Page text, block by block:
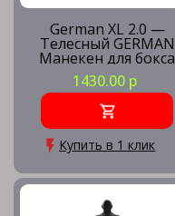
German XL 2.0 —
Телесный GERMAN
Манекен для бокса
Герман
1430.00 р
Купить в 1 клик